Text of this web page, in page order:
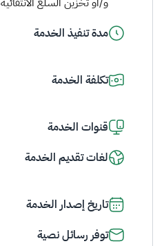
مدة تنفيذ الخدمة
تكلفة الخدمة
قنوات الخدمة
لغات تقديم الخدمة
تاريخ إصدار الخدمة
توفر رسائل نصية